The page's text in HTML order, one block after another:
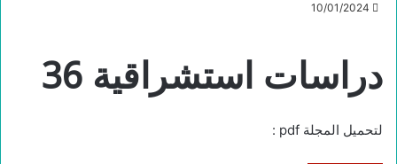
10/01/2024
دراسات استشراقية 36
لتحميل المجلة pdf :